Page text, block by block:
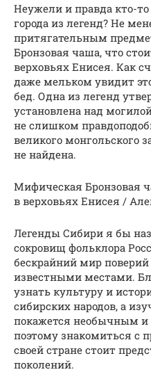
Неужели и правда кто-
города из легенд? Не
притягательным
Бронзовая чаша, что
верховьях Енисея. Как
даже мельком увидит
бед. Одна из легенд
установлена над
не слишком
великого монгольского
не найдена.
Мифическая Бронзовая
в верховьях Енисея /
Легенды Сибири я бы
сокровищ фольклора
бескрайний мир
известными местами.
узнать культуру и
сибирских народов, а
покажется необычным
поэтому знакомиться с
своей стране стоит
поколений.